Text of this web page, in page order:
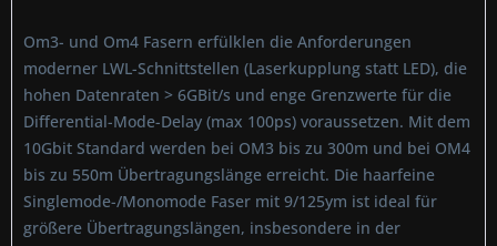
Om3- und Om4 Fasern erfülklen die Anforderungen
moderner LWL-Schnittstellen (Laserkupplung statt LED), die
hohen Datenraten > 6GBit/s und enge Grenzwerte für die
Differential-Mode-Delay (max 100ps) voraussetzen. Mit dem
10Gbit Standard werden bei OM3 bis zu 300m und bei OM4
bis zu 550m Übertragungslänge erreicht. Die haarfeine
Singlemode-/Monomode Faser mit 9/125ym ist ideal für
größere Übertragungslängen, insbesondere in der